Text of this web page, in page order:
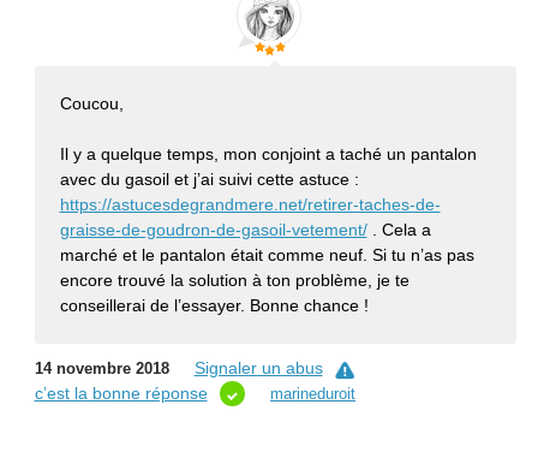
Coucou,
Il y a quelque temps, mon conjoint a taché un pantalon
avec du gasoil et j’ai suivi cette astuce :
https://astucesdegrandmere.net/retirer-taches-de-
graisse-de-goudron-de-gasoil-vetement/. Cela a
marché et le pantalon était comme neuf. Si tu n’as pas
encore trouvé la solution à ton problème, je te
conseillerai de l’essayer. Bonne chance !
14 novembre 2018
Signaler un abus
c’est la bonne réponse
marineduroit